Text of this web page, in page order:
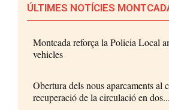
ÚLTIMES NOTÍCIES
Montcada reforça la Policia Local
vehicles
Obertura dels nous aparcaments al
recuperació de la circulació en dos...